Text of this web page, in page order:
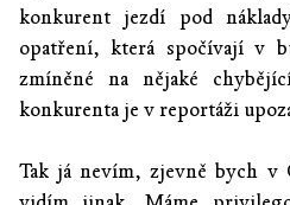
konkurent jezdí pod
opatření, která spočívají v
zmíněné na nějaké
konkurenta je v reportáži
Tak já nevím, zjevně bych